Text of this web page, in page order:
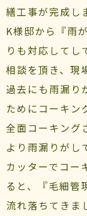
繕工事が完成し
K様邸から『雨
りも対応してし
相談を頂き、現
過去にも雨漏り
ためにコーキン
全面コーキング
より雨漏りがし
カッターでコー
ると、『毛細管
流れ落ちてきま